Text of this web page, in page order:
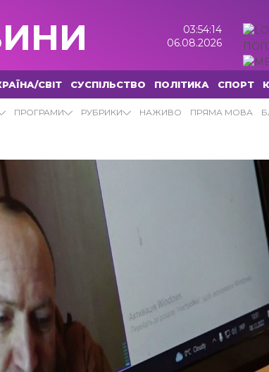
03:54:15
06.08.2026
СВІТ СУСПІЛЬСТВО ПОЛІТИКА СПОРТ
ПРОГРАМИ РУБРИКИ НАЖИВО ПРЯМА МОВА